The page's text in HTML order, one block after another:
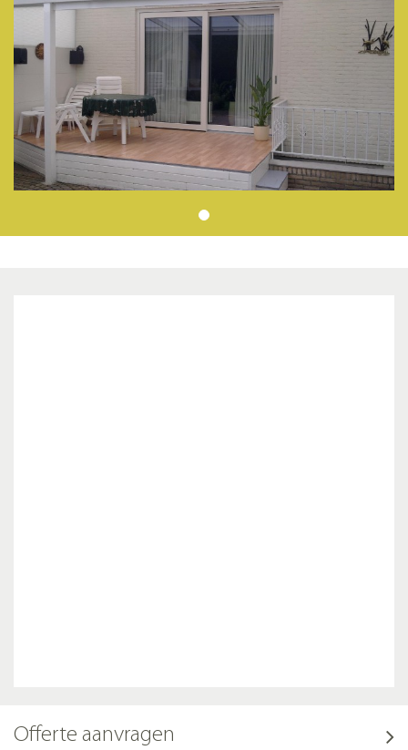
Offerte aanvragen